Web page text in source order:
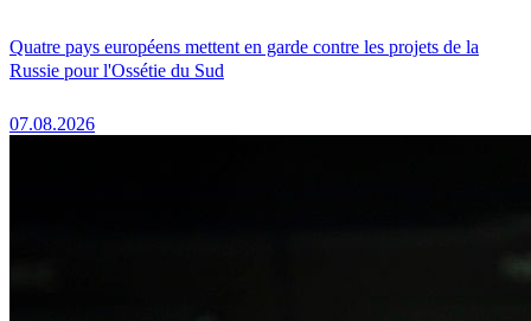
Quatre pays européens mettent en garde contre les projets de la
Russie pour l'Ossétie du Sud
07.08.2026